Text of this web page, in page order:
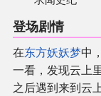
登场剧情
在东方妖妖梦中
一看，发现云上
之后遇到来到云